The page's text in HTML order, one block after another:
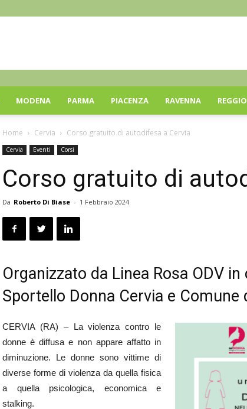
MODENA PARMA PIACENZA RAVENNA
Home Cervia Corso gratuito di autodifesa a Cervia
Cervia Eventi Corsi
Corso gratuito di
Da Roberto Di Biase - 1 Febbraio 2024
Organizzato da Linea Rosa ODV
Sportello Donna Cervia e Comune
CERVIA (RA) – La violenza contro le
donne è diffusa e non appare affatto in
diminuzione. Le donne sono vittime di
diverse forme di violenza da quella fisica
a quella psicologica, economica e
stalking.